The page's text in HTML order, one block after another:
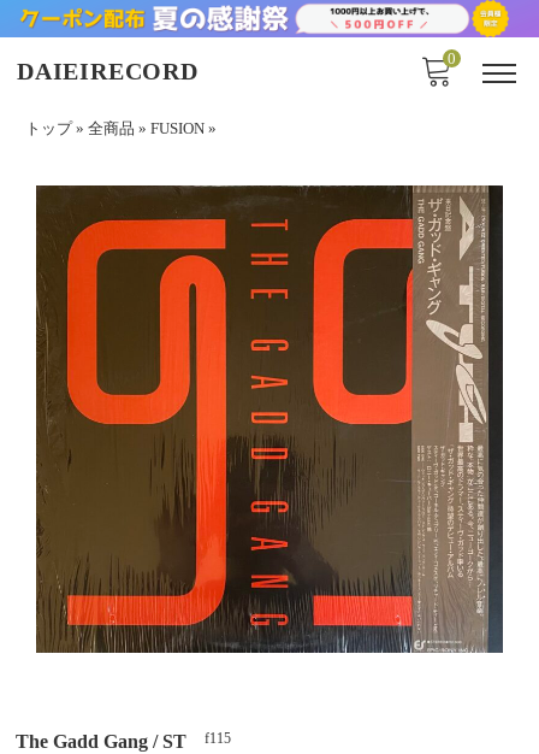
DAIEIRECORD 0
トップ» 全商品 » FUSION »
The Gadd Gang / ST f115